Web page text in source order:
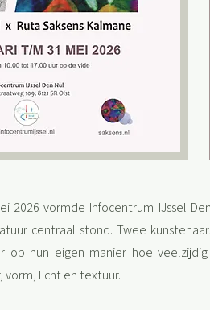
2026 vormde Infocentrum IJssel
centraal stond. Twee
hun eigen manier hoe
vorm, licht en textuur.